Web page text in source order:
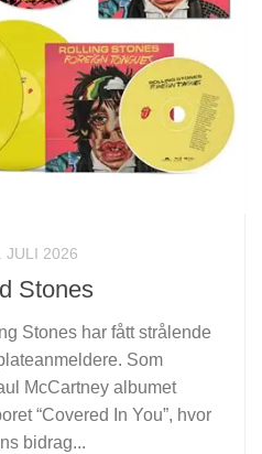
JULI 2026
Stones
Stones har fått strålende
Som
McCartney albumet
“Covered In You”, hvor
bidrag...